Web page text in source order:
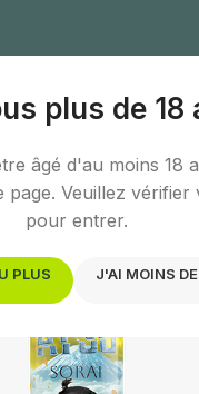
plus de 18
âgé d'au moins 18
page. Veuillez vérifier
pour entrer.
PLUS J'AI MOINS
/E-liquide fruité